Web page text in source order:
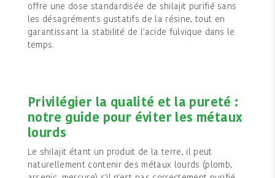
offre une dose standardisée de shilajit purifié sans
les désagréments gustatifs de la résine, tout en
garantissant la stabilité de l'acide fulvique dans le
temps.
Privilégier la qualité et la pureté :
notre guide pour éviter les métaux
lourds
Le shilajit étant un produit de la terre, il peut
naturellement contenir des métaux lourds (plomb,